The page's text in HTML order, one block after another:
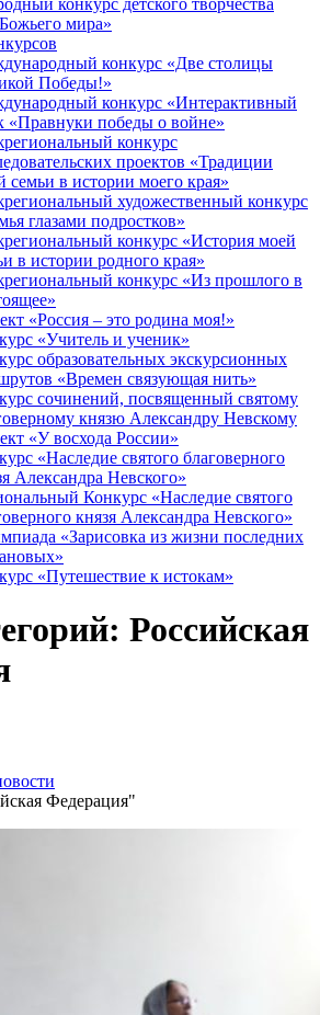
конкурс детского творчества
мира»
конкурс «Две столицы
Победы!»
конкурс «Интерактивный
«Правнуки победы о войне»
конкурс
проектов «Традиции
семьи в истории моего края»
художественный конкурс
глазами подростков»
конкурс «История моей
в истории родного края»
конкурс «Из прошлого в
«Россия – это родина моя!»
«Учитель и ученик»
образовательных экскурсионных
«Времен связующая нить»
сочинений, посвященный святому
князю Александру Невскому
«У восхода России»
«Наследие святого благоверного
Александра Невского»
Конкурс «Наследие святого
князя Александра Невского»
«Зарисовка из жизни последних
«Путешествие к истокам»
Российская
Федерация"